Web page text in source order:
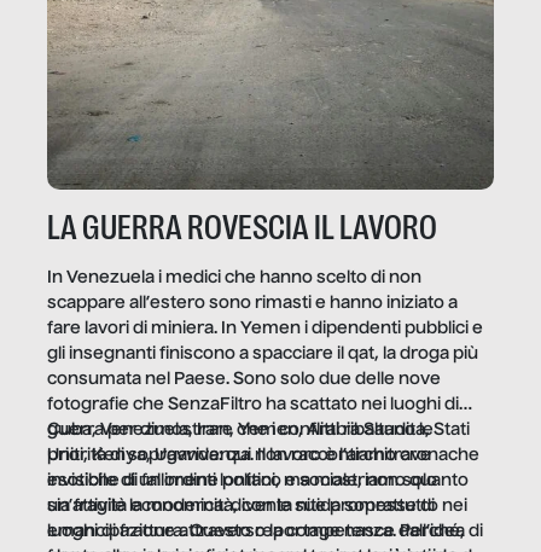
LA GUERRA ROVESCIA IL LAVORO
In Venezuela i medici che hanno scelto di non
scappare all’estero sono rimasti e hanno iniziato a
fare lavori di miniera. In Yemen i dipendenti pubblici e
gli insegnanti finiscono a spacciare il qat, la droga più
consumata nel Paese. Sono solo due delle nove
fotografie che SenzaFiltro ha scattato nei luoghi di
guerra per dimostrare che i conflitti ribaltano le
priorità di sopravvivenza. Il lavoro è l’architrave
invisibile di un ordine politico e sociale, non solo
un’attività economica: diventa nitida soprattutto nei
luoghi di frattura. Questo reportage nasce dall’idea
Cuba, Venezuela, Iran, Yemen, Arabia Saudita, Stati
Uniti, Kenya, Uganda: qui non raccontiamo cronache
esotiche di fallimenti lontani, ma mostriamo quanto
sia fragile la modernità, con le sue promesse di
emancipazione attraverso la competenza. Perché, di